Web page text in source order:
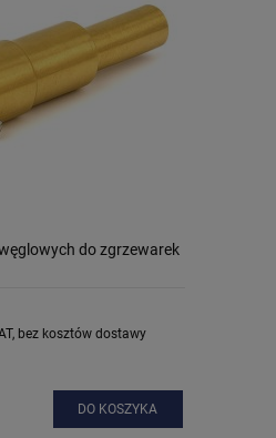
do zgrzewarek
bez kosztów dostawy
DO KOSZYKA